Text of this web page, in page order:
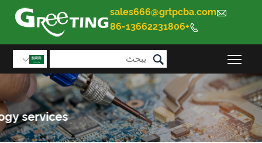
sales666@grtpcba.com
تبديل رؤية القائمة الرئيسية